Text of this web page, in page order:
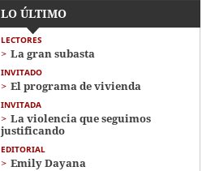
LO ÚLTIMO
LECTORES
La gran subasta
INVITADO
El programa de vivienda
INVITADA
La violencia que seguimos
justificando
EDITORIAL
Emily Dayana